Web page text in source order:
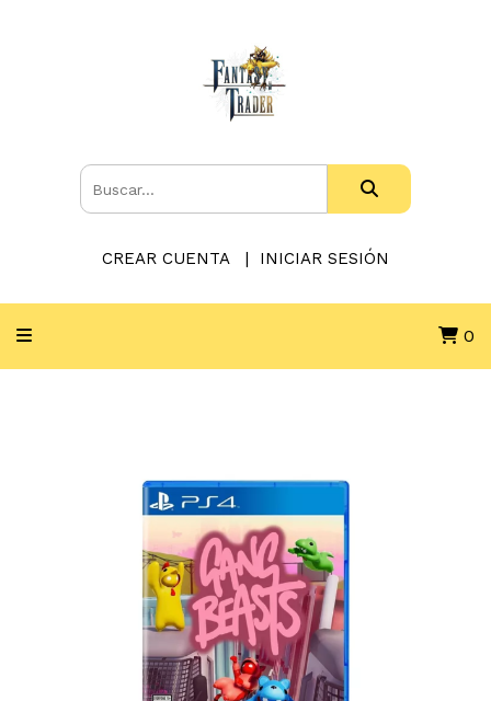
CREAR CUENTA INICIAR SESIÓN
0